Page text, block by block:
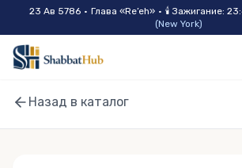
Skip to main content
23 Ав 5786 • Глава «Re’eh» • 🕯 Зажигание:
(New York)
Назад в каталог